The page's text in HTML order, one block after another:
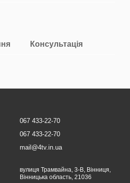
Консультація
067 433-22-70
067 433-22-70
mail@4tv.in.ua
вулиця Трамвайна, 3-В, Вінниця,
Вінницька область, 21036